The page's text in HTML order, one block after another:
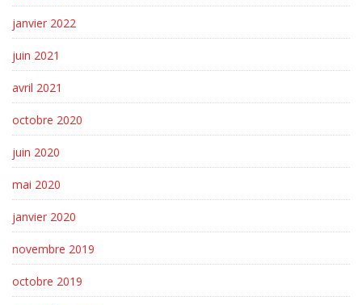
janvier 2022
juin 2021
avril 2021
octobre 2020
juin 2020
mai 2020
janvier 2020
novembre 2019
octobre 2019